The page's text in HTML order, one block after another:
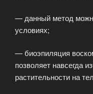
— данный метод
условиях;
— биоэпиляция
позволяет навсегда
растительности на